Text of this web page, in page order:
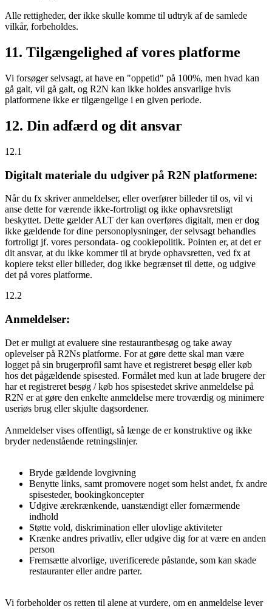
Alle rettigheder, der ikke skulle komme til udtryk af de samlede
vilkår, forbeholdes.
11. Tilgængelighed af vores platforme
Vi forsøger selvsagt, at have en "oppetid" på 100%, men hvad kan
gå galt, vil gå galt, og R2N kan ikke holdes ansvarlige hvis
platformene ikke er tilgængelige i en given periode.
12. Din adfærd og dit ansvar
12.1
Digitalt materiale du udgiver på R2N platformene:
Når du fx skriver anmeldelser, eller overfører billeder til os, vil vi
anse dette for værende ikke-fortroligt og ikke ophavsretsligt
beskyttet. Dette gælder ALT der kan overføres digitalt, men er dog
ikke gældende for dine personoplysninger, der selvsagt behandles
fortroligt jf. vores persondata- og cookiepolitik. Pointen er, at det er
dit ansvar, at du ikke kommer til at bryde ophavsretten, ved fx at
kopiere tekst eller billeder, dog ikke begrænset til dette, og udgive
det på vores platforme.
12.2
Anmeldelser:
Det er muligt at evaluere sine restaurantbesøg og take away
oplevelser på R2Ns platforme. For at gøre dette skal man være
logget på sin brugerprofil samt have et registreret besøg eller køb
hos det pågældende spisested. Formålet med kun at lade brugere der
har et registreret besøg / køb hos spisestedet skrive anmeldelse på
R2N er at gøre den enkelte anmeldelse mere troværdig og minimere
useriøs brug eller skjulte dagsordener.
Anmeldelser vises offentligt, så længe de er konstruktive og ikke
bryder nedenstående retningslinjer.
Bryde gældende lovgivning
Benytte links, samt promovere noget som helst andet, fx andre
spisesteder, bookingkoncepter
Udgive ærekrænkende, uanstændigt eller fornærmende
indhold
Støtte vold, diskrimination eller ulovlige aktiviteter
Krænke andres privatliv, eller udgive dig for at være en anden
person
Fremsætte alvorlige, uverificerede påstande, som kan skade
restauranter eller andre parter.
Vi forbeholder os retten til alene at vurdere, om en anmeldelse lever